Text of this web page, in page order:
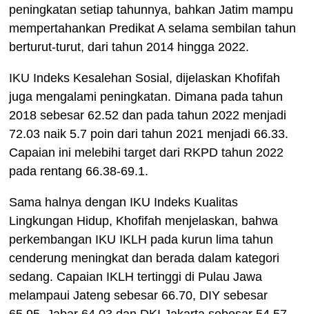
peningkatan setiap tahunnya, bahkan Jatim mampu
mempertahankan Predikat A selama sembilan tahun
berturut-turut, dari tahun 2014 hingga 2022.
IKU Indeks Kesalehan Sosial, dijelaskan Khofifah
juga mengalami peningkatan. Dimana pada tahun
2018 sebesar 62.52 dan pada tahun 2022 menjadi
72.03 naik 5.7 poin dari tahun 2021 menjadi 66.33.
Capaian ini melebihi target dari RKPD tahun 2022
pada rentang 66.38-69.1.
Sama halnya dengan IKU Indeks Kualitas
Lingkungan Hidup, Khofifah menjelaskan, bahwa
perkembangan IKU IKLH pada kurun lima tahun
cenderung meningkat dan berada dalam kategori
sedang. Capaian IKLH tertinggi di Pulau Jawa
melampaui Jateng sebesar 66.70, DIY sebesar